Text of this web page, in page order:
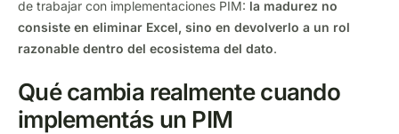
de trabajar con implementaciones PIM: la madurez no
consiste en eliminar Excel, sino en devolverlo a un rol
razonable dentro del ecosistema del dato.
Qué cambia realmente cuando
implementás un PIM